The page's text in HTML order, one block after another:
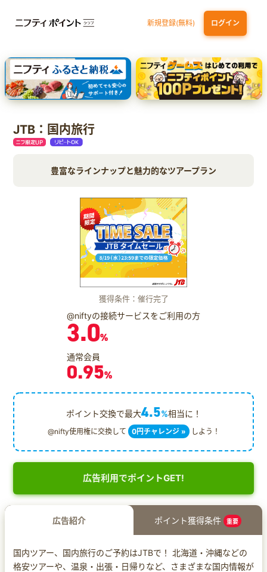
新規登録(無料) ログイン
エポスカード【最短1週間程度付与】
【親権者さまの代理申込専用】三井住友銀行Oliveお子さま用口座
三井住友カード（NL）
JTB：国内旅行
豊富なラインナップと魅力的なツアープラン
獲得条件：催行完了
@niftyの接続サービスをご利用の方
3.0%
通常会員
0.95%
ポイント交換で最大4.5%相当に！
@nifty使用権に交換して 0円チャレンジ » しよう！
広告利用でポイントGET!
広告紹介 ポイント獲得条件 重要
国内ツアー、国内旅行のご予約はJTBで！ 北海道・沖縄などの
格安ツアーや、温泉・出張・日帰りなど、さまざまな国内情報が